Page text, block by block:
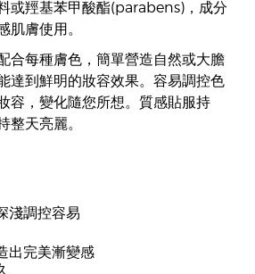
或羥基苯甲酸酯(parabens)，成分
肌膚使用。
合每種膚色，簡單營造自然或大膽
達到鮮明的妝容效果。容易調控色
容，變化隨您所想。質感貼服持
整天亮麗。
淺調控容易
出完美漸變感